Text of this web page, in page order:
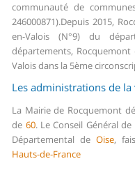
communauté de
246000871).Depuis 2015,
en-Valois (N°9) du
départements,
Valois dans la 5ème
Les administrations de
La Mairie de Rocquemont
de 60.Le Conseil Général
Départemental de Oise,
Hauts-de-France